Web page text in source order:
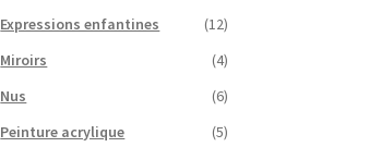
Expressions enfantines
(12)
Miroirs
(4)
Nus
(6)
Peinture acrylique
(5)